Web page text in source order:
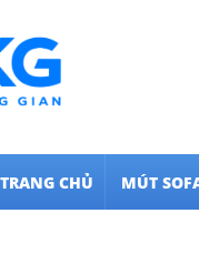
TRANG CHỦ MÚT